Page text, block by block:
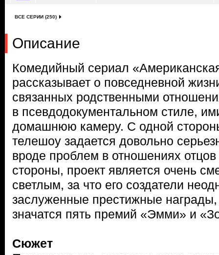
ВСЕ СЕРИИ (250)
Описание
Комедийный сериал
рассказывает о повседневной
связанных родственными
в псевдодокументальном стиле,
домашнюю камеру. С одной
телешоу задается довольно
вроде проблем в отношениях
стороны, проект является очень
светлым, за что его создатели
заслуженные престижные награды,
значатся пять премий «Эмми» и
Сюжет